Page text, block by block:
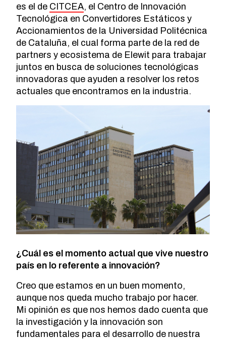
es el de CITCEA, el Centro de Innovación
Tecnológica en Convertidores Estáticos y
Accionamientos de la Universidad Politécnica
de Cataluña, el cual forma parte de la red de
partners y ecosistema de Elewit para trabajar
juntos en busca de soluciones tecnológicas
innovadoras que ayuden a resolver los retos
actuales que encontramos en la industria.
¿Cuál es el momento actual que vive nuestro
país en lo referente a innovación?
Creo que estamos en un buen momento,
aunque nos queda mucho trabajo por hacer.
Mi opinión es que nos hemos dado cuenta que
la investigación y la innovación son
fundamentales para el desarrollo de nuestra